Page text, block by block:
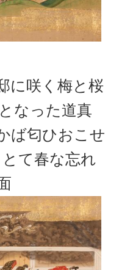
に咲く梅と桜
なった道真
ば匂ひおこせ
て春な忘れ